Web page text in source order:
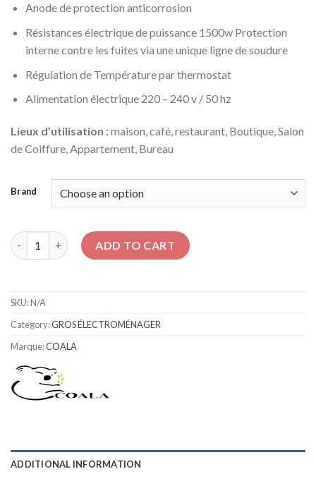
Anode de protection anticorrosion
Résistances électrique de puissance 1500w Protection
interne contre les fuites via une unique ligne de soudure
Régulation de Température par thermostat
Alimentation électrique 220 – 240 v / 50 hz
Lieux d’utilisation :maison, café, restaurant, Boutique, Salon
de Coiffure, Appartement, Bureau
Brand
Chauffe-eau électrique SAFE 30 L COALA quantity
ADD TO CART
SKU:N/A
Category:GROS ÉLECTROMÉNAGER
Marque:COALA
ADDITIONAL INFORMATION